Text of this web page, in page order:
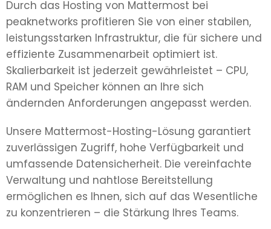
Durch das Hosting von Mattermost bei
peaknetworks profitieren Sie von einer stabilen,
leistungsstarken Infrastruktur, die für sichere und
effiziente Zusammenarbeit optimiert ist.
Skalierbarkeit ist jederzeit gewährleistet – CPU,
RAM und Speicher können an Ihre sich
ändernden Anforderungen angepasst werden.
Unsere Mattermost-Hosting-Lösung garantiert
zuverlässigen Zugriff, hohe Verfügbarkeit und
umfassende Datensicherheit. Die vereinfachte
Verwaltung und nahtlose Bereitstellung
ermöglichen es Ihnen, sich auf das Wesentliche
zu konzentrieren – die Stärkung Ihres Teams.